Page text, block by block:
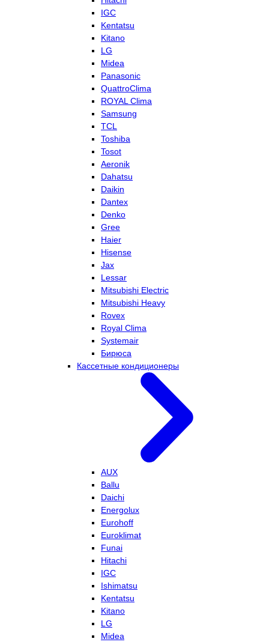
IGC
Kentatsu
Kitano
LG
Midea
Panasonic
QuattroClima
ROYAL Clima
Samsung
TCL
Toshiba
Tosot
Aeronik
Dahatsu
Daikin
Dantex
Denko
Gree
Haier
Hisense
Jax
Lessar
Mitsubishi Electric
Mitsubishi Heavy
Rovex
Royal Clima
Systemair
Бирюса
Кассетные кондиционеры
AUX
Ballu
Daichi
Energolux
Eurohoff
Euroklimat
Funai
Hitachi
IGC
Ishimatsu
Kentatsu
Kitano
LG
Midea